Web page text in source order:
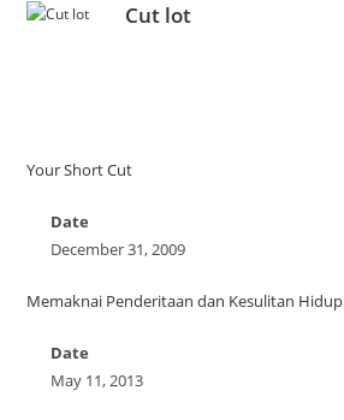
Cut lot
Your Short Cut
Date
December 31, 2009
Memaknai Penderitaan dan Kesulitan Hidup
Date
May 11, 2013